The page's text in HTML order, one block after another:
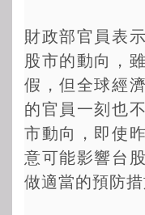
財政部官員表
股市的動向，
假，但全球經
的官員一刻也
市動向，即使
意可能影響台
做適當的預防措